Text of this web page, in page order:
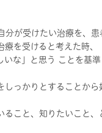
分が受けたい治療を、患
療を受けると考えた時、
いな」と思う ことを基準
しっかりとすることから
ること、知りたいこと、